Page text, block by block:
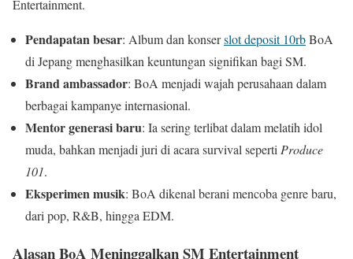
Entertainment.
Pendapatan besar: Album dan konserslot deposit 10rbBoA
di Jepang menghasilkan keuntungan signifikan bagi SM.
Brand ambassador: BoA menjadi wajah perusahaan dalam
berbagai kampanye internasional.
Mentor generasi baru: Ia sering terlibat dalam melatih idol
muda, bahkan menjadi juri di acara survival seperti Produce
101.
Eksperimen musik: BoA dikenal berani mencoba genre baru,
dari pop, R&B, hingga EDM.
Alasan BoA Meninggalkan SM Entertainment